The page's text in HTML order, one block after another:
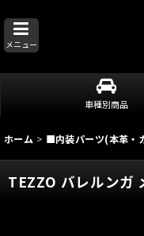
メニュー
車種別商品
ホーム > ■内装パーツ(本革・
TEZZO バレルンガ